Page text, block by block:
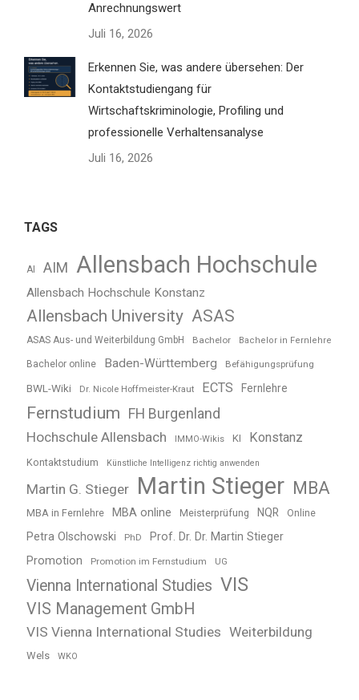
Anrechnungswert
Juli 16, 2026
Erkennen Sie, was andere übersehen: Der
Kontaktstudiengang für
Wirtschaftskriminologie, Profiling und
professionelle Verhaltensanalyse
Juli 16, 2026
TAGS
AI AIM Allensbach Hochschule
Allensbach Hochschule Konstanz
Allensbach University ASAS
ASAS Aus- und Weiterbildung GmbH Bachelor Bachelor in Fernlehre
Bachelor online Baden-Württemberg Befähigungsprüfung
BWL-Wiki Dr. Nicole Hoffmeister-Kraut ECTS Fernlehre
Fernstudium
FH Burgenland
Hochschule Allensbach
IMMO-Wikis KI Konstanz
Kontaktstudium Künstliche Intelligenz richtig anwenden
Martin G. Stieger Martin Stieger MBA
MBA in Fernlehre MBA online Meisterprüfung NQR Online
Petra Olschowski PhD Prof. Dr. Dr. Martin Stieger
Promotion Promotion im Fernstudium UG
Vienna International Studies VIS
VIS Management GmbH
VIS Vienna International Studies Weiterbildung
Wels WKO